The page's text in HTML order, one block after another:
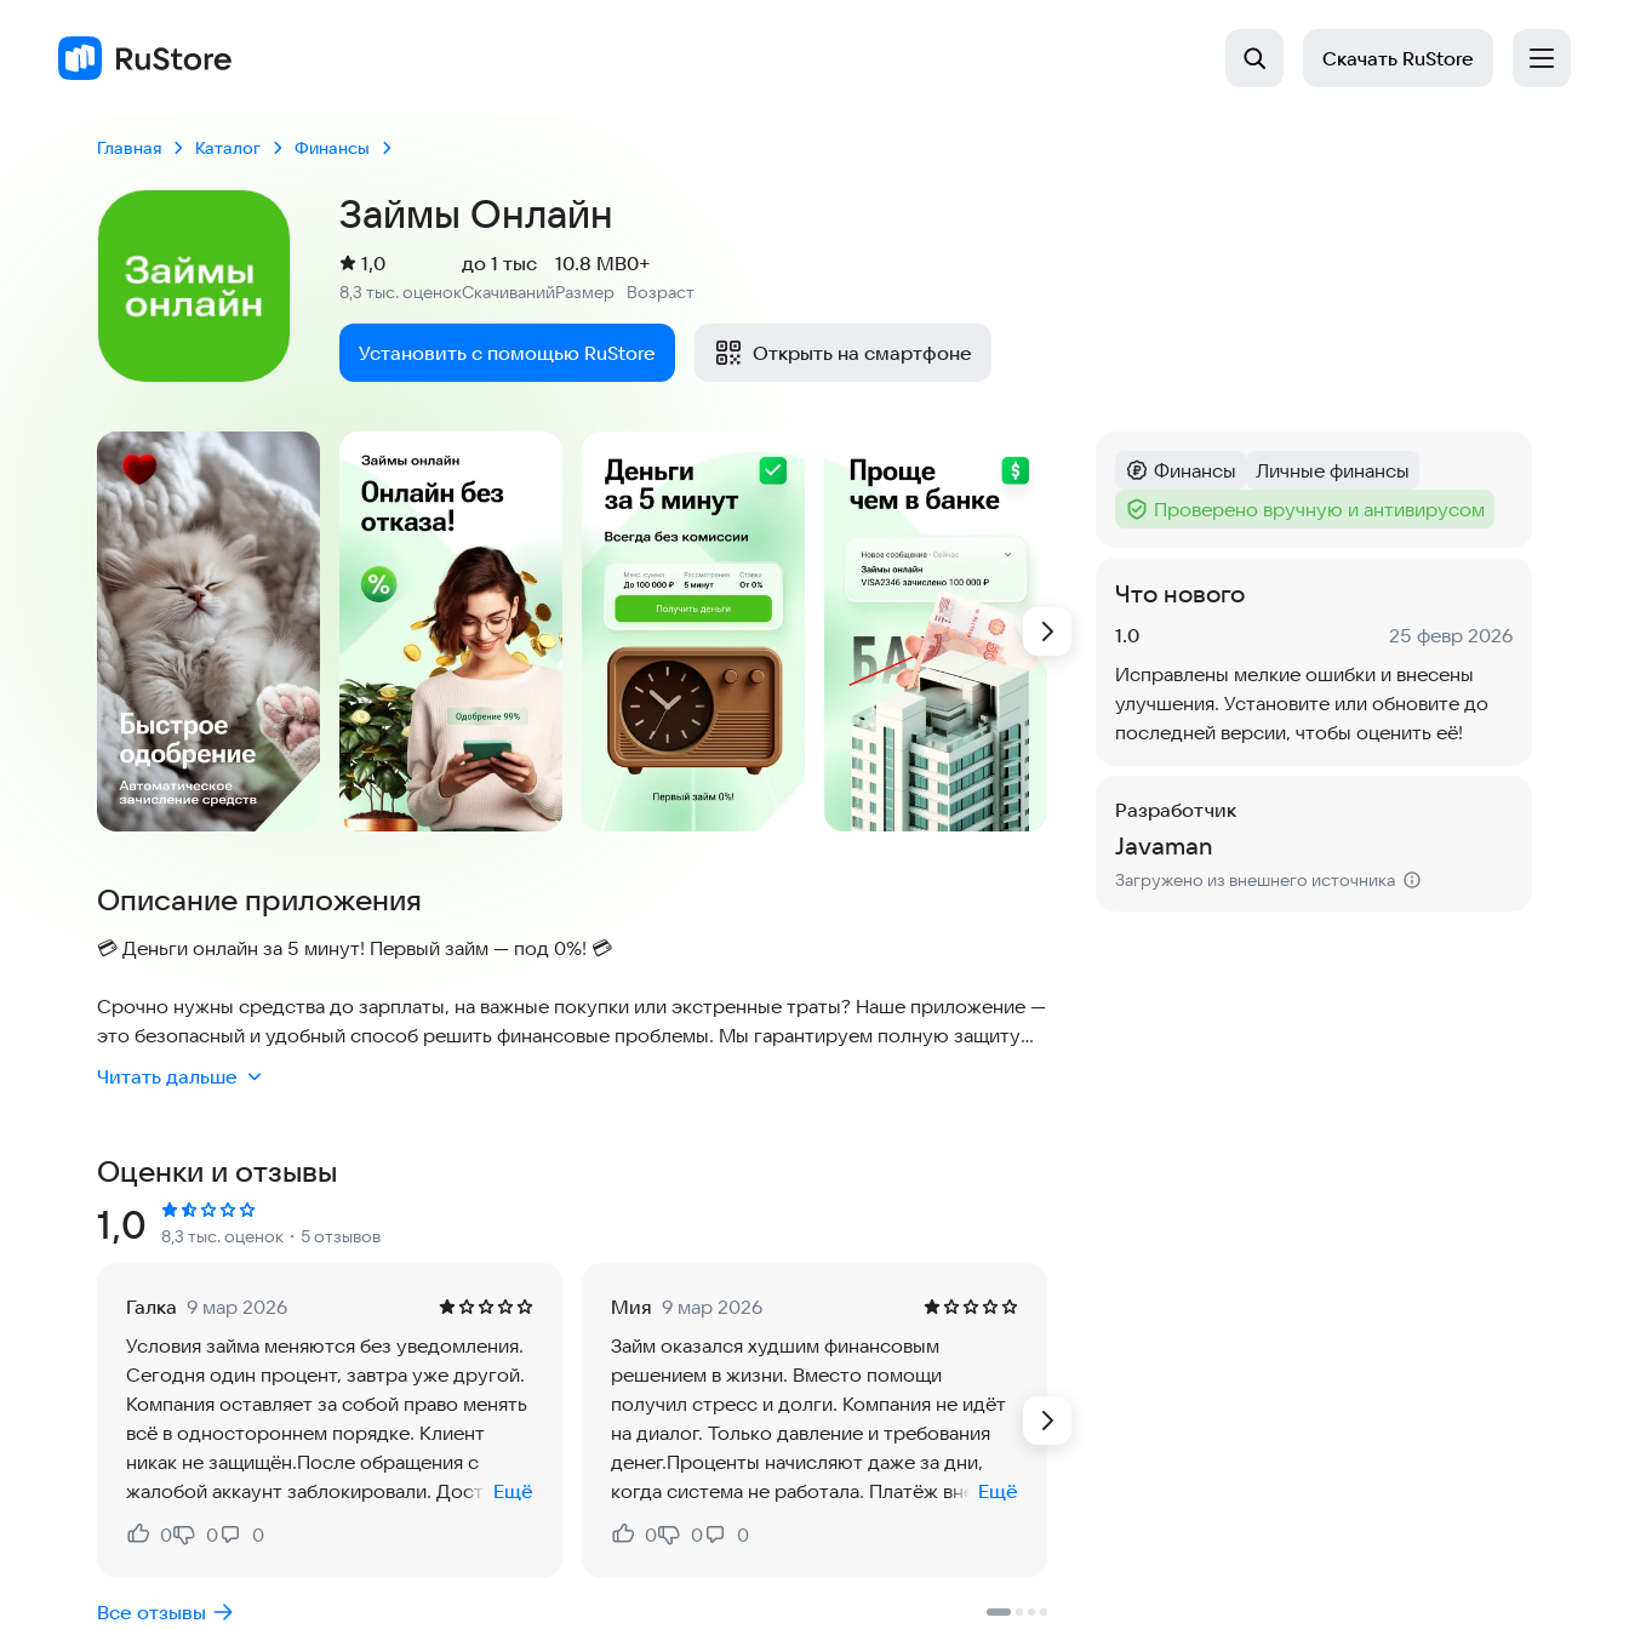
Скачать RuStore
Главная Каталог Финансы
Займы Онлайн
Рейтинг:
1,0
8,3 тыс. оценокСкачиваний
до 1 тыс
Размер
10.8 MB
Возраст
0+
Установить с помощью RuStore Открыть на смартфоне
Скриншоты
Описание приложения
💳 Деньги онлайн за 5 минут! Первый займ — под 0%! 💳
Срочно нужны средства до зарплаты, на важные покупки или экстренные траты? Наше приложение —
это безопасный и удобный способ решить финансовые проблемы. Мы гарантируем полную защиту
ваших данных, шифрование операций и соответствие законам, поэтому вы можете доверять сервису.
Получите деньги на карту всего за 5 минут без справок и визитов в банк.
Мгновенное решение: Автоматическая проверка заявок, одобрение 99% случаев.
Честные условия: Никаких скрытых комиссий, вы получаете ровно ту сумму, которую просили.
Высокий лимит: До 100 000 ₽ на выгодных условиях.
Легкое оформление: Весь процесс от заявки до получения денег проходит в телефоне.
🔒 Безопасность и конфиденциальность:
Читать дальше
Оценки и отзывы
Рейтинг:
1,0 8,3 тыс. оценок ・5 отзывов
Галка 9 мар 2026
Условия займа меняются без уведомления.
Сегодня один процент, завтра уже другой.
Компания оставляет за собой право менять
всё в одностороннем порядке. Клиент
никак не защищён.После обращения с
жалобой аккаунт заблокировали. Доступ к
личному кабинету пропал. Узнать реальную
сумму долга стало невозможно. Очень
ответственности.
Ещё
Нравится:
0
Не нравится:
0 0
Мия 9 мар 2026
Займ оказался худшим финансовым
решением в жизни. Вместо помощи
получил стресс и долги. Компания не идёт
на диалог. Только давление и требования
денег.Проценты начисляют даже за дни,
когда система не работала. Платёж внести
было невозможно. Но штраф всё равно
добавили. Клиенту не оставляют шансов.
Ещё
Нравится:
0
Не нравится:
0 0
Все отзывы
Категория:
Финансы
Тег :
Личные финансы
Тег :
Проверено вручную и антивирусом
Что нового
Версия:
1.0 Дата:
25 февр 2026
Исправлены мелкие ошибки и внесены
улучшения. Установите или обновите до
последней версии, чтобы оценить её!
Разработчик
Javaman
Загружено из внешнего источника